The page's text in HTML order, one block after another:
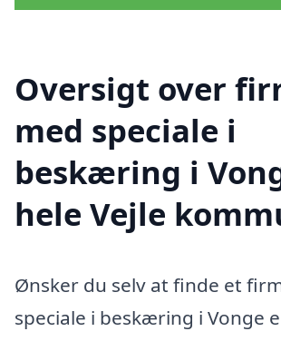
Oversigt over
med speciale i
beskæring i
hele Vejle
Ønsker du selv at finde et
speciale i beskæring i Vonge